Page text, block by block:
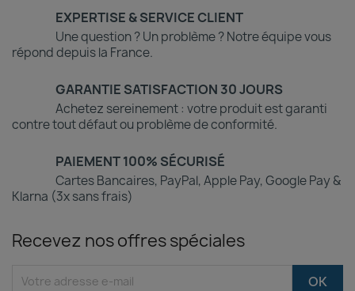
EXPERTISE & SERVICE CLIENT
Une question ? Un problème ? Notre équipe vous
répond depuis la France.
GARANTIE SATISFACTION 30 JOURS
Achetez sereinement : votre produit est garanti
contre tout défaut ou problème de conformité.
PAIEMENT 100% SÉCURISÉ
Cartes Bancaires, PayPal, Apple Pay, Google Pay &
Klarna (3x sans frais)
Recevez nos offres spéciales